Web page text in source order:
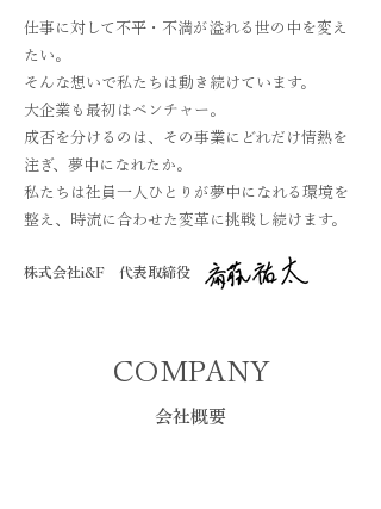
仕事に対して不平・不満が溢れる世の中を変え
たい。
そんな想いで私たちは動き続けています。
大企業も最初はベンチャー。
成否を分けるのは、その事業にどれだけ情熱を
注ぎ、夢中になれたか。
私たちは社員一人ひとりが夢中になれる環境を
整え、時流に合わせた変革に挑戦し続けます。
株式会社i&F 代表取締役
COMPANY
会社概要